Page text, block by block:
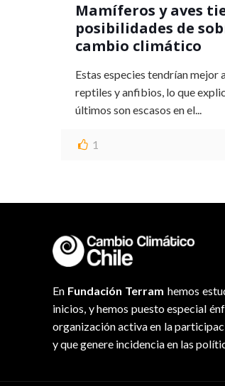
Mamíferos y aves
posibilidades de
cambio climático
Estas especies tendrían mejor
reptiles y anfibios, lo que
últimos son escasos en el...
1
En Fundación Terram hemos
inicios, y hemos puesto especial
organización activa en la
y que genere incidencia en las